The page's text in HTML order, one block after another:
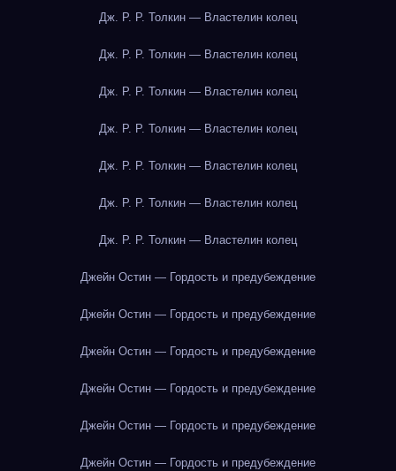
Дж. Р. Р. Толкин — Властелин колец
Дж. Р. Р. Толкин — Властелин колец
Дж. Р. Р. Толкин — Властелин колец
Дж. Р. Р. Толкин — Властелин колец
Дж. Р. Р. Толкин — Властелин колец
Дж. Р. Р. Толкин — Властелин колец
Дж. Р. Р. Толкин — Властелин колец
Джейн Остин — Гордость и предубеждение
Джейн Остин — Гордость и предубеждение
Джейн Остин — Гордость и предубеждение
Джейн Остин — Гордость и предубеждение
Джейн Остин — Гордость и предубеждение
Джейн Остин — Гордость и предубеждение